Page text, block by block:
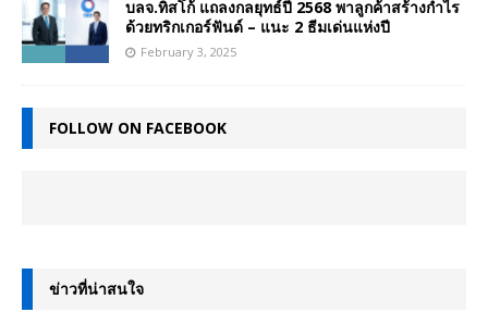
บลจ.ทิสโก้ แถลงกลยุทธ์ปี 2568 พาลูกค้าสร้างกำไร
ด้วยทริกเกอร์ฟันด์ – แนะ 2 ธีมเด่นแห่งปี
February 3, 2025
FOLLOW ON FACEBOOK
ข่าวที่น่าสนใจ